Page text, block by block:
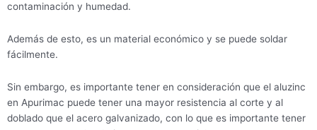
contaminación y humedad.
Además de esto, es un material económico y se puede soldar
fácilmente.
Sin embargo, es importante tener en consideración que el aluzinc
en Apurimac puede tener una mayor resistencia al corte y al
doblado que el acero galvanizado, con lo que es importante tener